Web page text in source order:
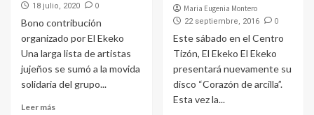
18 julio, 2020 0
Bono contribución
organizado por El Ekeko
Una larga lista de artistas
jujeños se sumó a la movida
solidaria del grupo...
Leer más
Maria Eugenia Montero
22 septiembre, 2016 0
Este sábado en el Centro
Tizón, El Ekeko El Ekeko
presentará nuevamente su
disco “Corazón de arcilla”.
Esta vez la...